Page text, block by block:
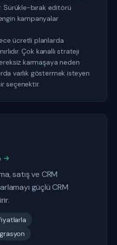
Sürükle-bırak editörü
kampanyalar
ücretli planlarda
Çok kanallı strateji
karmaşaya neden
varlık göstermek isteyen
seçenektir.
→
satış ve CRM
güçlü CRM